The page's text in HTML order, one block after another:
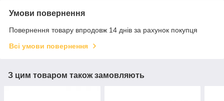
Умови повернення
Повернення товару впродовж 14 днів за рахунок покупця
Всі умови повернення
З цим товаром також замовляють